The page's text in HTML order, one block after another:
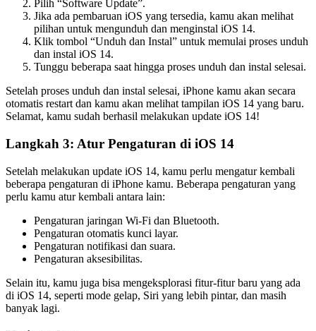
Pilih “Software Update”.
Jika ada pembaruan iOS yang tersedia, kamu akan melihat
pilihan untuk mengunduh dan menginstal iOS 14.
Klik tombol “Unduh dan Instal” untuk memulai proses unduh
dan instal iOS 14.
Tunggu beberapa saat hingga proses unduh dan instal selesai.
Setelah proses unduh dan instal selesai, iPhone kamu akan secara
otomatis restart dan kamu akan melihat tampilan iOS 14 yang baru.
Selamat, kamu sudah berhasil melakukan update iOS 14!
Langkah 3: Atur Pengaturan di iOS 14
Setelah melakukan update iOS 14, kamu perlu mengatur kembali
beberapa pengaturan di iPhone kamu. Beberapa pengaturan yang
perlu kamu atur kembali antara lain:
Pengaturan jaringan Wi-Fi dan Bluetooth.
Pengaturan otomatis kunci layar.
Pengaturan notifikasi dan suara.
Pengaturan aksesibilitas.
Selain itu, kamu juga bisa mengeksplorasi fitur-fitur baru yang ada
di iOS 14, seperti mode gelap, Siri yang lebih pintar, dan masih
banyak lagi.